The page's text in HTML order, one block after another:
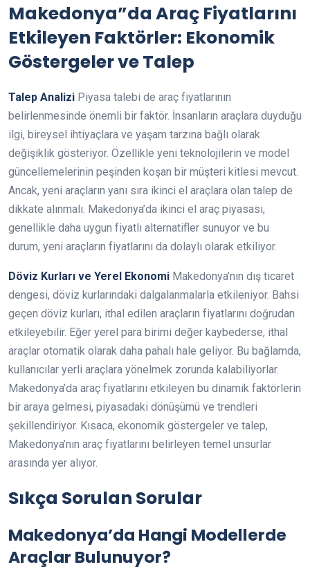
Makedonya”da Araç Fiyatlarını
Etkileyen Faktörler: Ekonomik
Göstergeler ve Talep
Talep Analizi Piyasa talebi de araç fiyatlarının
belirlenmesinde önemli bir faktör. İnsanların araçlara duyduğu
ilgi, bireysel ihtiyaçlara ve yaşam tarzına bağlı olarak
değişiklik gösteriyor. Özellikle yeni teknolojilerin ve model
güncellemelerinin peşinden koşan bir müşteri kitlesi mevcut.
Ancak, yeni araçların yanı sıra ikinci el araçlara olan talep de
dikkate alınmalı. Makedonya’da ikinci el araç piyasası,
genellikle daha uygun fiyatlı alternatifler sunuyor ve bu
durum, yeni araçların fiyatlarını da dolaylı olarak etkiliyor.
Döviz Kurları ve Yerel Ekonomi Makedonya’nın dış ticaret
dengesi, döviz kurlarındaki dalgalanmalarla etkileniyor. Bahsi
geçen döviz kurları, ithal edilen araçların fiyatlarını doğrudan
etkileyebilir. Eğer yerel para birimi değer kaybederse, ithal
araçlar otomatik olarak daha pahalı hale geliyor. Bu bağlamda,
kullanıcılar yerli araçlara yönelmek zorunda kalabiliyorlar.
Makedonya’da araç fiyatlarını etkileyen bu dinamik faktörlerin
bir araya gelmesi, piyasadaki dönüşümü ve trendleri
şekillendiriyor. Kısaca, ekonomik göstergeler ve talep,
Makedonya’nın araç fiyatlarını belirleyen temel unsurlar
arasında yer alıyor.
Sıkça Sorulan Sorular
Makedonya’da Hangi Modellerde
Araçlar Bulunuyor?